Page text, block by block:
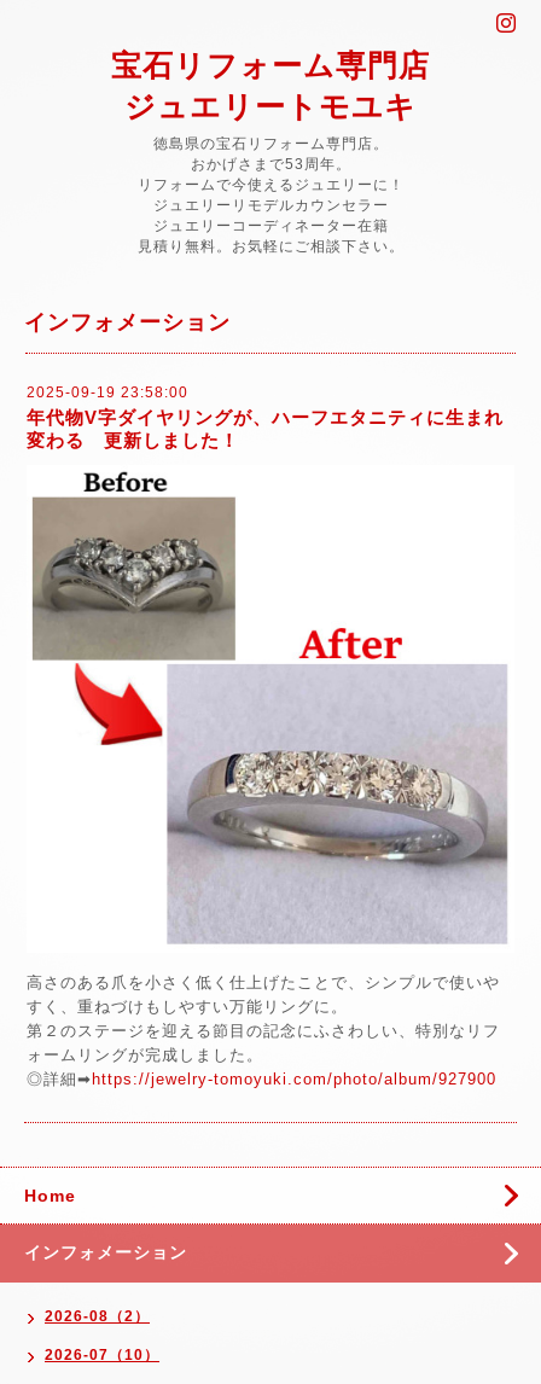
宝石リフォーム専門店
ジュエリートモユキ
徳島県の宝石リフォーム専門店。
おかげさまで53周年。
リフォームで今使えるジュエリーに！
ジュエリーリモデルカウンセラー
ジュエリーコーディネーター在籍
見積り無料。お気軽にご相談下さい。
インフォメーション
2025-09-19 23:58:00
年代物V字ダイヤリングが、ハーフエタニティに生まれ
変わる 更新しました！
高さのある爪を小さく低く仕上げたことで、シンプルで使いや
すく、重ねづけもしやすい万能リングに。
第２のステージを迎える節目の記念にふさわしい、特別なリフ
ォームリングが完成しました。
◎詳細➡ https://jewelry-tomoyuki.com/photo/album/927900
Home
インフォメーション
2026-08（2）
2026-07（10）